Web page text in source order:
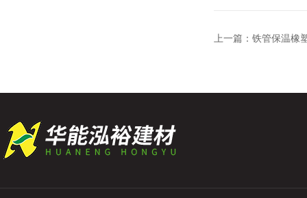
上一篇： 铁管保温橡